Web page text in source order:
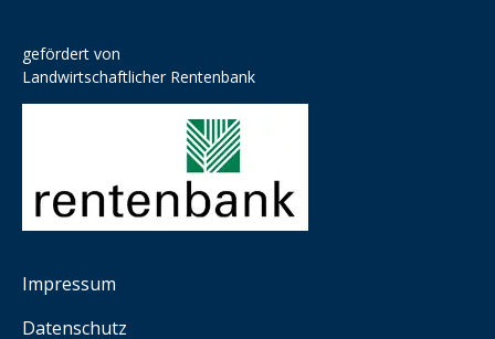
gefördert von
Landwirtschaftlicher Rentenbank
Impressum
Datenschutz